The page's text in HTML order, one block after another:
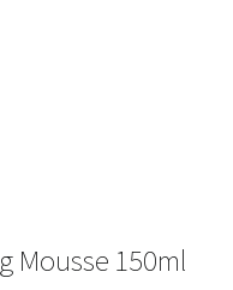
Mousse 150ml